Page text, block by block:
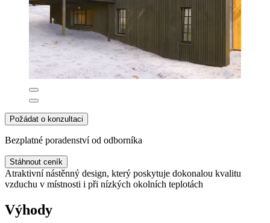
Požádat o konzultaci
Bezplatné poradenství od odborníka
Stáhnout ceník
Atraktivní nástěnný design, který poskytuje dokonalou kvalitu
vzduchu v místnosti i při nízkých okolních teplotách
Výhody